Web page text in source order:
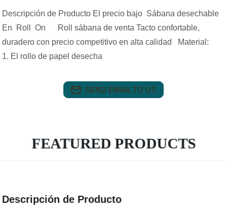
Descripción de Producto El precio bajo Sábana desechable
En Roll On Roll sábana de venta Tacto confortable,
duradero con precio competitivo en alta calidad Material:
1. El rollo de papel desecha
SEND EMAIL TO US
FEATURED PRODUCTS
Descripción de Producto